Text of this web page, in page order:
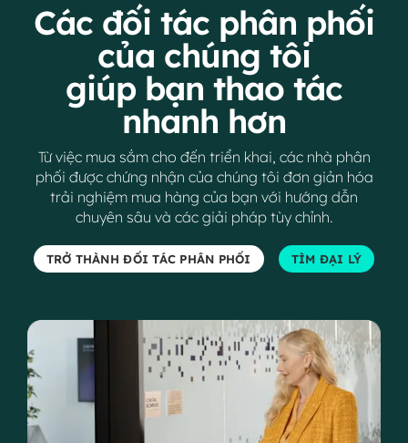
Các đối tác phân phối
của chúng tôi
giúp bạn thao tác
nhanh hơn
Từ việc mua sắm cho đến triển khai, các nhà phân
phối được chứng nhận của chúng tôi đơn giản hóa
trải nghiệm mua hàng của bạn với hướng dẫn
chuyên sâu và các giải pháp tùy chỉnh.
TRỞ THÀNH ĐỐI TÁC PHÂN PHỐI TÌM ĐẠI LÝ